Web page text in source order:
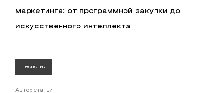
маркетинга: от программной закупки до
искусственного интеллекта
Геология
Автор статьи